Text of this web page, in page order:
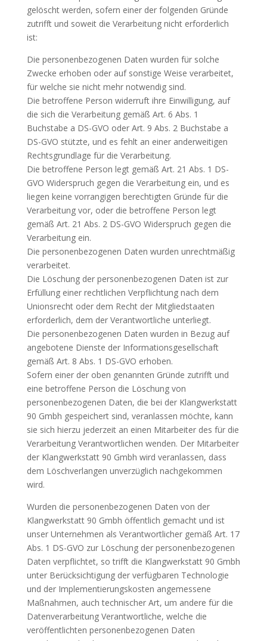
gelöscht werden, sofern einer der folgenden Gründe
zutrifft und soweit die Verarbeitung nicht erforderlich
ist:
Die personenbezogenen Daten wurden für solche
Zwecke erhoben oder auf sonstige Weise verarbeitet,
für welche sie nicht mehr notwendig sind.
Die betroffene Person widerruft ihre Einwilligung, auf
die sich die Verarbeitung gemäß Art. 6 Abs. 1
Buchstabe a DS-GVO oder Art. 9 Abs. 2 Buchstabe a
DS-GVO stützte, und es fehlt an einer anderweitigen
Rechtsgrundlage für die Verarbeitung.
Die betroffene Person legt gemäß Art. 21 Abs. 1 DS-
GVO Widerspruch gegen die Verarbeitung ein, und es
liegen keine vorrangigen berechtigten Gründe für die
Verarbeitung vor, oder die betroffene Person legt
gemäß Art. 21 Abs. 2 DS-GVO Widerspruch gegen die
Verarbeitung ein.
Die personenbezogenen Daten wurden unrechtmäßig
verarbeitet.
Die Löschung der personenbezogenen Daten ist zur
Erfüllung einer rechtlichen Verpflichtung nach dem
Unionsrecht oder dem Recht der Mitgliedstaaten
erforderlich, dem der Verantwortliche unterliegt.
Die personenbezogenen Daten wurden in Bezug auf
angebotene Dienste der Informationsgesellschaft
gemäß Art. 8 Abs. 1 DS-GVO erhoben.
Sofern einer der oben genannten Gründe zutrifft und
eine betroffene Person die Löschung von
personenbezogenen Daten, die bei der Klangwerkstatt
90 Gmbh gespeichert sind, veranlassen möchte, kann
sie sich hierzu jederzeit an einen Mitarbeiter des für die
Verarbeitung Verantwortlichen wenden. Der Mitarbeiter
der Klangwerkstatt 90 Gmbh wird veranlassen, dass
dem Löschverlangen unverzüglich nachgekommen
wird.
Wurden die personenbezogenen Daten von der
Klangwerkstatt 90 Gmbh öffentlich gemacht und ist
unser Unternehmen als Verantwortlicher gemäß Art. 17
Abs. 1 DS-GVO zur Löschung der personenbezogenen
Daten verpflichtet, so trifft die Klangwerkstatt 90 Gmbh
unter Berücksichtigung der verfügbaren Technologie
und der Implementierungskosten angemessene
Maßnahmen, auch technischer Art, um andere für die
Datenverarbeitung Verantwortliche, welche die
veröffentlichten personenbezogenen Daten